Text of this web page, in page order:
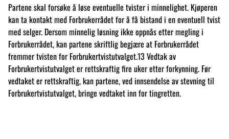
Partene skal forsøke å løse eventuelle tvister i minnelighet. Kjøperen
kan ta kontakt med Forbrukerrådet for å få bistand i en eventuell tvist
med selger. Dersom minnelig løsning ikke oppnås etter megling i
Forbrukerrådet, kan partene skriftlig begjære at Forbrukerrådet
fremmer tvisten for Forbrukertvistutvalget.13 Vedtak av
Forbrukertvistutvalget er rettskraftig fire uker etter forkynning. Før
vedtaket er rettskraftig, kan partene, ved innsendelse av stevning til
Forbrukertvistutvalget, bringe vedtaket inn for tingretten.